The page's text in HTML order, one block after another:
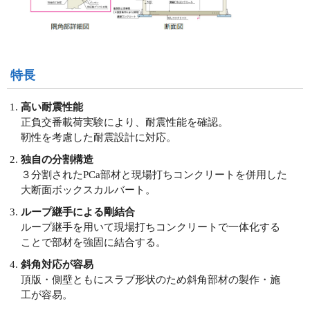
特長
高い耐震性能
正負交番載荷実験により、耐震性能を確認。
靭性を考慮した耐震設計に対応。
独自の分割構造
３分割されたPCa部材と現場打ちコンクリートを併用した
大断面ボックスカルバート。
ループ継手による剛結合
ループ継手を用いて現場打ちコンクリートで一体化する
ことで部材を強固に結合する。
斜角対応が容易
頂版・側壁ともにスラブ形状のため斜角部材の製作・施
工が容易。